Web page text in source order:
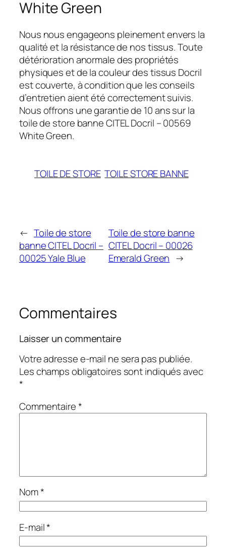
White Green
Nous nous engageons pleinement envers la
qualité et la résistance de nos tissus. Toute
détérioration anormale des propriétés
physiques et de la couleur des tissus Docril
est couverte, à condition que les conseils
d’entretien aient été correctement suivis.
Nous offrons une garantie de 10 ans sur la
toile de store banne CITEL Docril – 00569
White Green.
TOILE DE STORE TOILE STORE BANNE
← Toile de store
banne CITEL Docril –
00025 Yale Blue
Toile de store banne
CITEL Docril – 00026
Emerald Green →
Commentaires
Laisser un commentaire
Votre adresse e-mail ne sera pas publiée.
Les champs obligatoires sont indiqués avec
*
Commentaire*
Nom*
E-mail*